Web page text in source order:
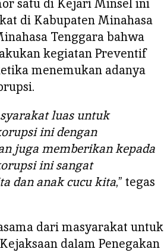
satu di Kejari Minsel ini
di Kabupaten Minahasa
Tenggara bahwa
kegiatan Preventif
menemukan adanya
luas untuk
ini dengan
juga memberikan kepada
ini sangat
dan anak cucu kita,” tegas
dari masyarakat untuk
dalam Penegakan